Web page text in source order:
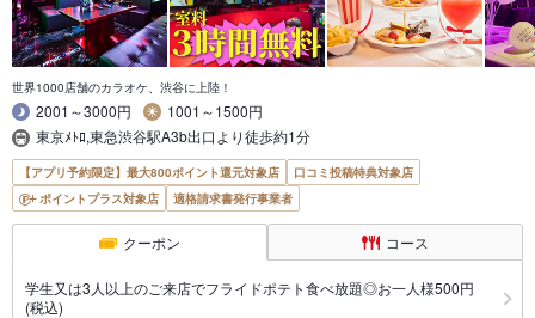
世界1000店舗のカラオケ、渋谷に上陸！
2001～3000円
1001～1500円
東京ﾒﾄﾛ,東急渋谷駅A3b出口より徒歩約1分
【アプリ予約限定】最大800ポイント還元対象店
口コミ投稿特典対象店
ポイントプラス対象店
適格請求書発行事業者
クーポン コース
学生又は3人以上のご来店でフライドポテト食べ放題◎お一人様500円
(税込)